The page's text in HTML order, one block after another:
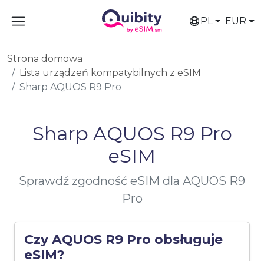
PL EUR
Strona domowa
Lista urządzeń kompatybilnych z eSIM
Sharp AQUOS R9 Pro
Sharp AQUOS R9 Pro
eSIM
Sprawdź zgodność eSIM dla AQUOS R9
Pro
Czy AQUOS R9 Pro obsługuje
eSIM?